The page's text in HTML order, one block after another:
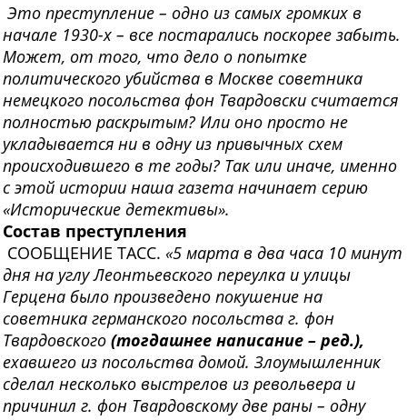
Это преступление – одно из самых громких в
начале 1930-х – все постарались поскорее забыть.
Может, от того, что дело о попытке
политического убийства в Москве советника
немецкого посольства фон Твардовски считается
полностью раскрытым? Или оно просто не
укладывается ни в одну из привычных схем
происходившего в те годы? Так или иначе, именно
с этой истории наша газета начинает серию
«Исторические детективы».
Состав преступления
СООБЩЕНИЕ ТАСС. «5 марта в два часа 10 минут
дня на углу Леонтьевского переулка и улицы
Герцена было произведено покушение на
советника германского посольства г. фон
Твардовского (тогдашнее написание – ред.),
ехавшего из посольства домой. Злоумышленник
сделал несколько выстрелов из револьвера и
причинил г. фон Твардовскому две раны – одну